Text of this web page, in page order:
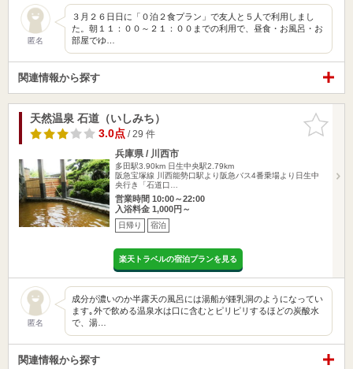
匿名
３月２６日日に「０泊２食プラン」で友人と５人で利用しまし
た。朝１１：００～２１：００までの利用で、昼食・お風呂・お
部屋でゆ…
関連情報から探す
お気に入
りに追加
天然温泉 石道（いしみち）
3.0点/ 29 件
兵庫県 / 川西市
多田駅3.90km 日生中央駅2.79km
阪急宝塚線 川西能勢口駅より阪急バス4番乗場より日生中
央行き「石道口…
営業時間 10:00～22:00
入浴料金 1,000円～
日帰り 宿泊
楽天トラベルの宿泊プランを見る
匿名
成分が濃いのか半露天の風呂には湯船が鍾乳洞のようになってい
ます｡外で飲める温泉水は口に含むとピリピリするほどの炭酸水
で、湯…
関連情報から探す